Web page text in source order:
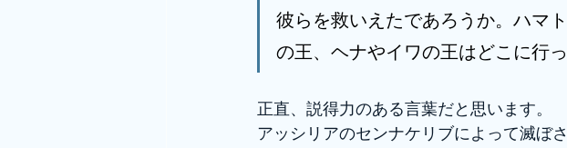
彼らを救いえたであろうか。ハマ
の王、ヘナやイワの王はどこに行っ
正直、説得力のある言葉だと思います。
アッシリアのセンナケリブによって滅ぼ